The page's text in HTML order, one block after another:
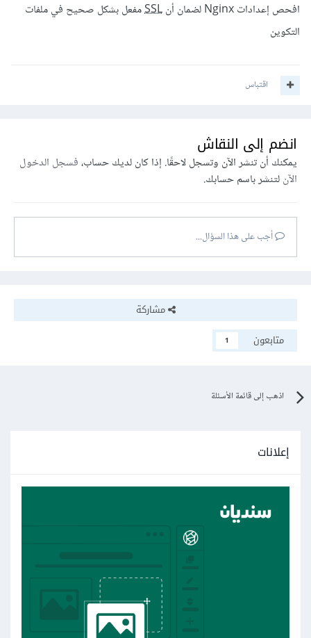
افحص إعدادات Nginx لضمان أن
SSLمفعل بشكل صحيح في ملفات
التكوين
اقتباس
انضم إلى النقاش
يمكنك أن تنشر الآن وتسجل لاحقًا. إذا كان لديك حساب،فسجل الدخول
الآنلتنشر باسم حسابك.
أجب على هذا السؤال...
مشاركة
متابعون
1
اذهب إلى قائمة الأسئلة
إعلانات